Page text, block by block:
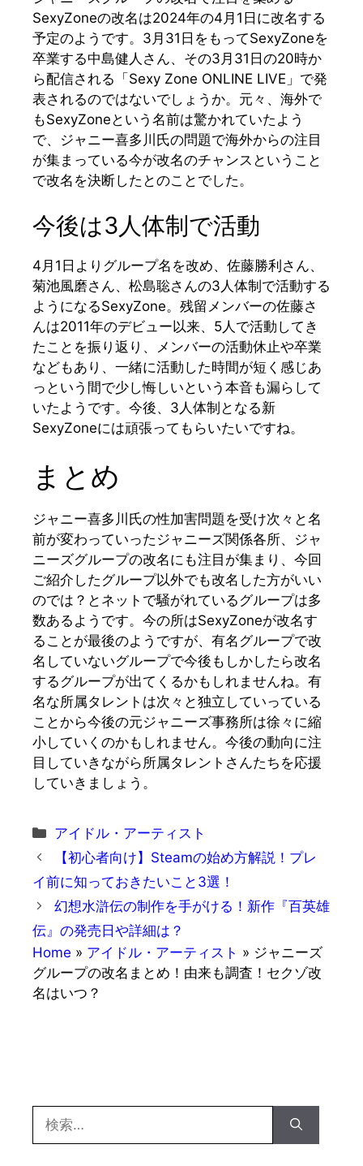
SexyZoneの改名は2024年の4月1日に改名する
予定のようです。3月31日をもってSexyZoneを
卒業する中島健人さん、その3月31日の20時か
ら配信される「Sexy Zone ONLINE LIVE」で発
表されるのではないでしょうか。元々、海外で
もSexyZoneという名前は驚かれていたよう
で、ジャニー喜多川氏の問題で海外からの注目
が集まっている今が改名のチャンスということ
で改名を決断したとのことでした。
今後は3人体制で活動
4月1日よりグループ名を改め、佐藤勝利さん、
菊池風磨さん、松島聡さんの3人体制で活動する
ようになるSexyZone。残留メンバーの佐藤さ
んは2011年のデビュー以来、5人で活動してき
たことを振り返り、メンバーの活動休止や卒業
などもあり、一緒に活動した時間が短く感じあ
っという間で少し悔しいという本音も漏らして
いたようです。今後、3人体制となる新
SexyZoneには頑張ってもらいたいですね。
まとめ
ジャニー喜多川氏の性加害問題を受け次々と名
前が変わっていったジャニーズ関係各所、ジャ
ニーズグループの改名にも注目が集まり、今回
ご紹介したグループ以外でも改名した方がいい
のでは？とネットで騒がれているグループは多
数あるようです。今の所はSexyZoneが改名す
ることが最後のようですが、有名グループで改
名していないグループで今後もしかしたら改名
するグループが出てくるかもしれませんね。有
名な所属タレントは次々と独立していっている
ことから今後の元ジャニーズ事務所は徐々に縮
小していくのかもしれません。今後の動向に注
目していきながら所属タレントさんたちを応援
していきましょう。
カ
テ
リ
ー
アイドル・アーティスト
【初心者向け】Steamの始め方解説！プレ
イ前に知っておきたいこと3選！
幻想水滸伝の制作を手がける！新作『百英雄
伝』の発売日や詳細は？
Home » アイドル・アーティスト » ジャニーズ
グループの改名まとめ！由来も調査！セクゾ改
名はいつ？
索: